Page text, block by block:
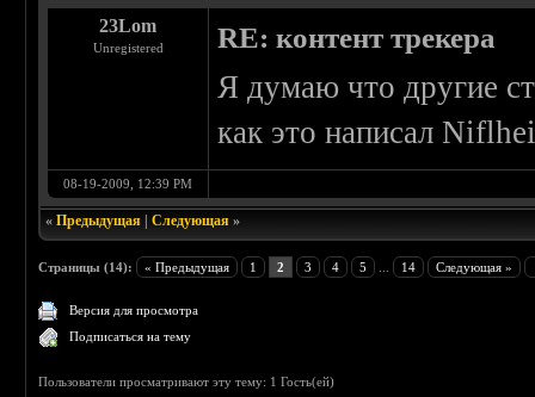
23Lom
Unregistered RE: контент трекера
Я думаю что другие
как это написал
08-19-2009, 12:39 PM
«Предыдущая |Следующая »
Страницы (14): « Предыдущая 1 2 3 4 5 14 Следующая »
Версия для просмотра
Подписаться на тему
Пользователи просматривают эту тему: 1 Гость(ей)